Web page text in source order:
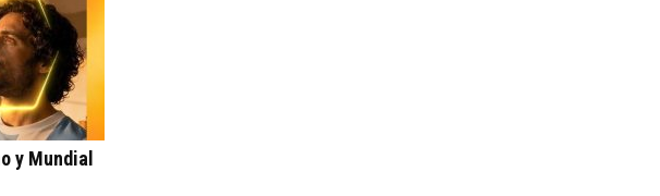
y Mundial